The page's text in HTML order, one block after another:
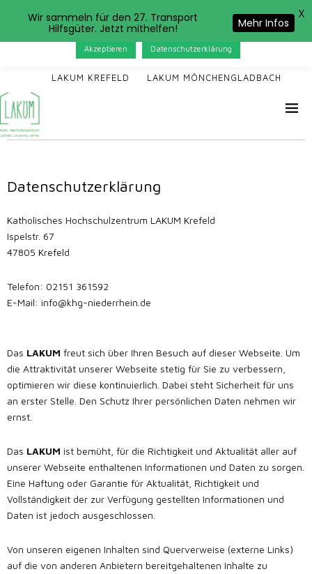
LAKUM KREFELD LAKUM MÖNCHENGLADBACH
Datenschutzerklärung
Katholisches Hochschulzentrum LAKUM Krefeld
Ispelstr. 67
47805 Krefeld
Telefon: 02151 361592
E-Mail: info@khg-niederrhein.de
Das LAKUM freut sich über Ihren Besuch auf dieser Webseite. Um
die Attraktivität unserer Webseite stetig für Sie zu verbessern,
optimieren wir diese kontinuierlich. Dabei steht Sicherheit für uns
an erster Stelle. Den Schutz Ihrer persönlichen Daten nehmen wir
ernst.
Das LAKUM ist bemüht, für die Richtigkeit und Aktualität aller auf
unserer Webseite enthaltenen Informationen und Daten zu sorgen.
Eine Haftung oder Garantie für Aktualität, Richtigkeit und
Vollständigkeit der zur Verfügung gestellten Informationen und
Daten ist jedoch ausgeschlossen.
Von unseren eigenen Inhalten sind Querverweise (externe Links)
auf die von anderen Anbietern bereitgehaltenen Inhalte zu
Das LAKUM verwendet Cookies. Wenn Sie auf der Seite
weitersurfen, stimmen Sie der Cookie-Nutzung zu.
Akzeptieren Datenschutzerklärung
Wir sammeln für den 27. Transport
Hilfsgüter. Jetzt mithelfen!
Mehr Infos
X